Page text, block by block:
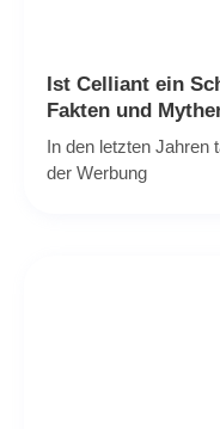
Ist Celliant ein
Fakten und
In den letzten Jahren
der Werbung